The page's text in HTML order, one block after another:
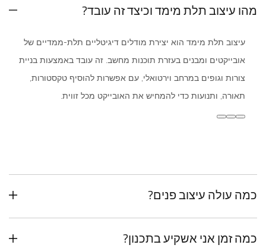
מהו עיצוב תלת מימד וכיצד זה עובד?
עיצוב תלת מימד הוא יצירת מודלים דיגיטליים תלת-ממדיים של
אובייקטים ומבנים בעזרת תוכנות מחשב. זה עובד באמצעות בניית
צורות וגופים במרחב וירטואלי, עם אפשרות להוסיף טקסטורות,
תאורה, ותנועות כדי להמחיש את האובייקט מכל זווית.
כמה עולה עיצוב פנים?
כמה זמן אני אשקיע בתכנון?